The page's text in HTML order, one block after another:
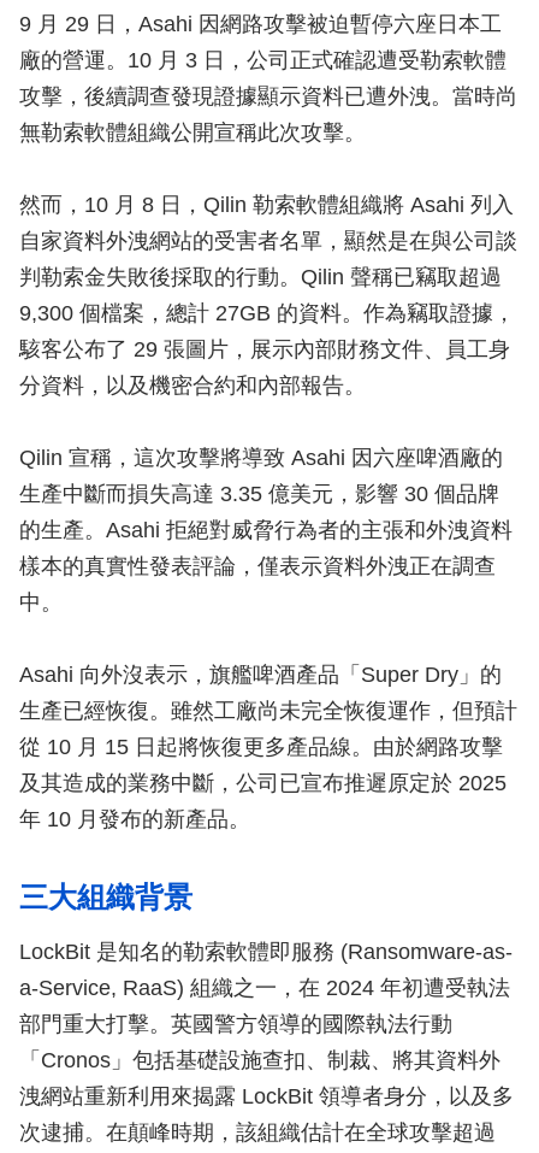
9 月 29 日，Asahi 因網路攻擊被迫暫停六座日本工
廠的營運。10 月 3 日，公司正式確認遭受勒索軟體
攻擊，後續調查發現證據顯示資料已遭外洩。當時尚
無勒索軟體組織公開宣稱此次攻擊。
然而，10 月 8 日，Qilin 勒索軟體組織將 Asahi 列入
自家資料外洩網站的受害者名單，顯然是在與公司談
判勒索金失敗後採取的行動。Qilin 聲稱已竊取超過
9,300 個檔案，總計 27GB 的資料。作為竊取證據，
駭客公布了 29 張圖片，展示內部財務文件、員工身
分資料，以及機密合約和內部報告。
Qilin 宣稱，這次攻擊將導致 Asahi 因六座啤酒廠的
生產中斷而損失高達 3.35 億美元，影響 30 個品牌
的生產。Asahi 拒絕對威脅行為者的主張和外洩資料
樣本的真實性發表評論，僅表示資料外洩正在調查
中。
Asahi 向外沒表示，旗艦啤酒產品「Super Dry」的
生產已經恢復。雖然工廠尚未完全恢復運作，但預計
從 10 月 15 日起將恢復更多產品線。由於網路攻擊
及其造成的業務中斷，公司已宣布推遲原定於 2025
年 10 月發布的新產品。
三大組織背景
LockBit 是知名的勒索軟體即服務 (Ransomware-as-
a-Service, RaaS) 組織之一，在 2024 年初遭受執法
部門重大打擊。英國警方領導的國際執法行動
「Cronos」包括基礎設施查扣、制裁、將其資料外
洩網站重新利用來揭露 LockBit 領導者身分，以及多
次逮捕。在顛峰時期，該組織估計在全球攻擊超過